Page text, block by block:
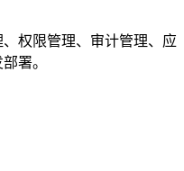
权限管理、审计管理、应
署。